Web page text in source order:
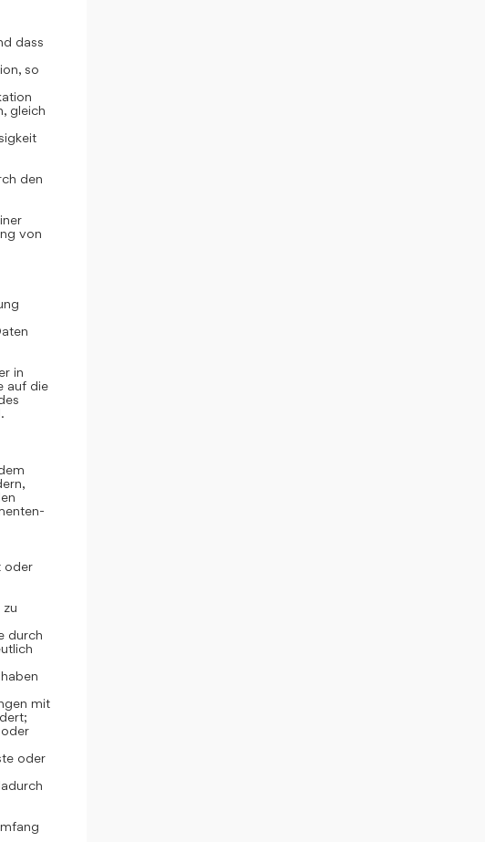
dass
so
gleich
den
von
in
auf die
oder
durch
mit
oder